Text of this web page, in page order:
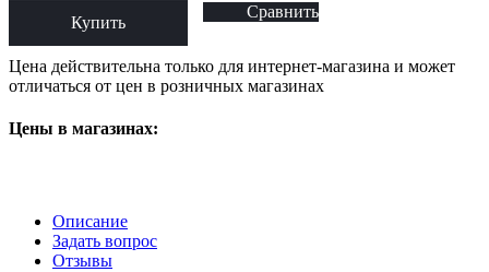
Купить
Сравнить
Цена действительна только для интернет-магазина и может
отличаться от цен в розничных магазинах
Цены в магазинах:
Описание
Задать вопрос
Отзывы